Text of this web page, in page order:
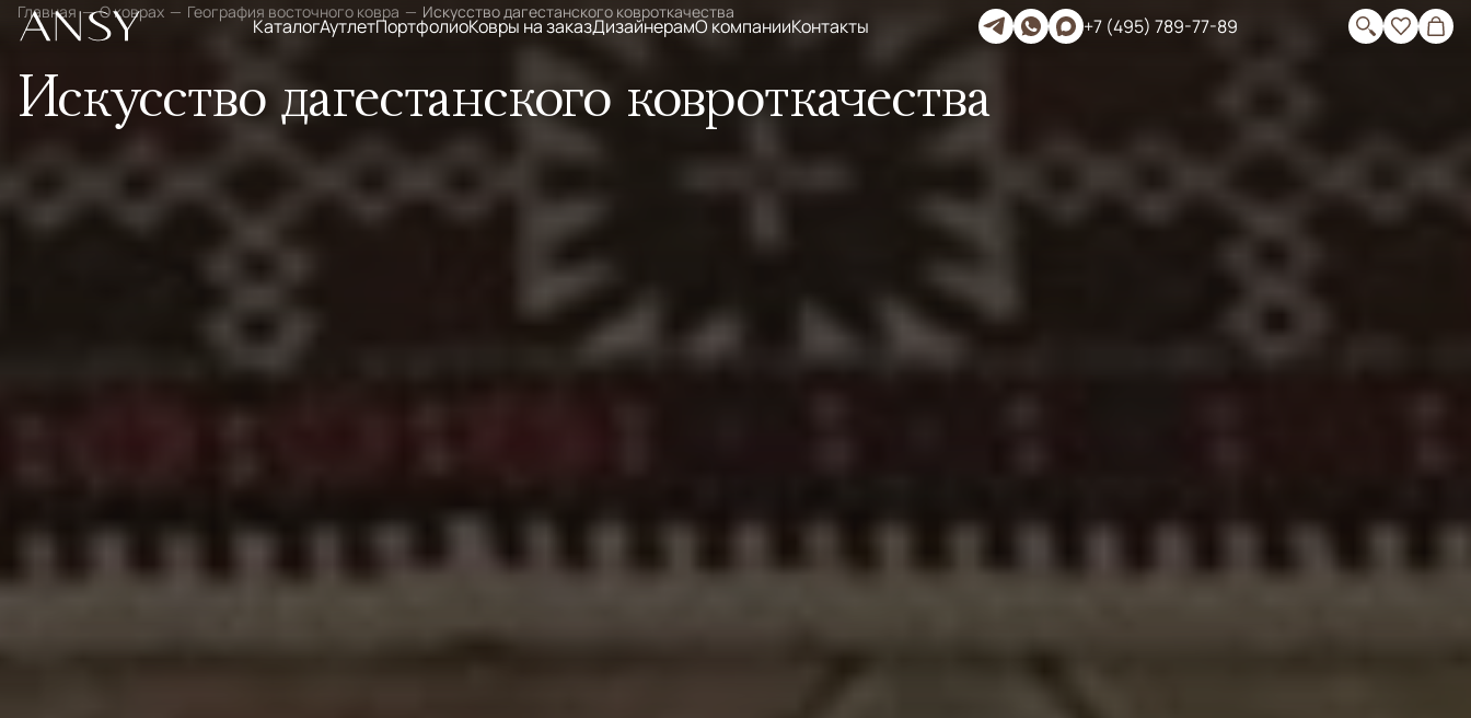
КаталогАутлетПортфолиоКовры на заказДизайнерамО компанииКонтакты +7 (495) 789-77-89
Главная О коврах География восточного ковра Искусство дагестанского ковроткачества
Искусство дагестанского ковроткачества